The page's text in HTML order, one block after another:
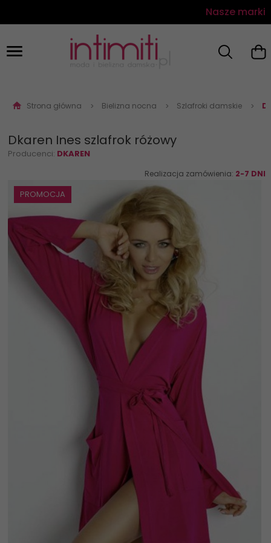
Nasze marki
Strona główna Bielizna nocna Szlafroki damskie
Dkaren Ines szlafrok różowy
Producenci: DKAREN
Realizacja zamówienia: 2-7 DNI
PROMOCJA